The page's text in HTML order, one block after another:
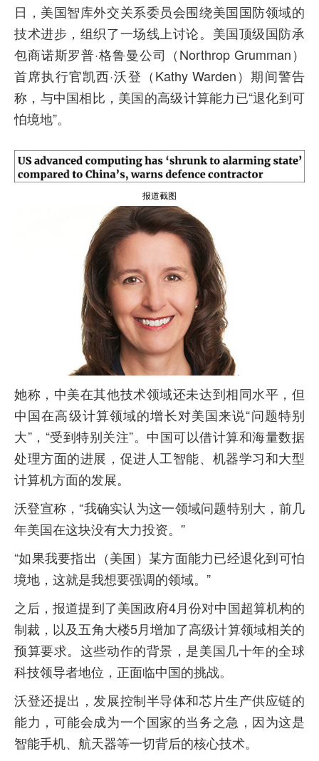
日，美国智库外交关系委员会围绕美国国防领域的
技术进步，组织了一场线上讨论。美国顶级国防承
包商诺斯罗普·格鲁曼公司（Northrop Grumman）
首席执行官凯西·沃登（Kathy Warden）期间警告
称，与中国相比，美国的高级计算能力已“退化到可
怕境地”。
报道截图
她称，中美在其他技术领域还未达到相同水平，但
中国在高级计算领域的增长对美国来说“问题特别
大”，“受到特别关注”。中国可以借计算和海量数据
处理方面的进展，促进人工智能、机器学习和大型
计算机方面的发展。
沃登宣称，“我确实认为这一领域问题特别大，前几
年美国在这块没有大力投资。”
“如果我要指出（美国）某方面能力已经退化到可怕
境地，这就是我想要强调的领域。”
之后，报道提到了美国政府4月份对中国超算机构的
制裁，以及五角大楼5月增加了高级计算领域相关的
预算要求。这些动作的背景，是美国几十年的全球
科技领导者地位，正面临中国的挑战。
沃登还提出，发展控制半导体和芯片生产供应链的
能力，可能会成为一个国家的当务之急，因为这是
智能手机、航天器等一切背后的核心技术。